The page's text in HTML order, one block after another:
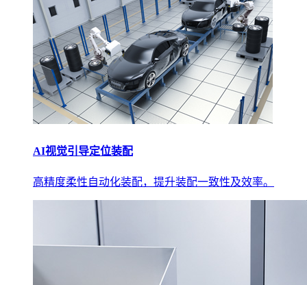
AI视觉引导定位装配
高精度柔性自动化装配，提升装配一致性及效率。